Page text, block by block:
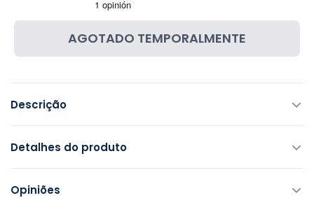
AGOTADO TEMPORALMENTE
Descrição
Detalhes do produto
Opiniões